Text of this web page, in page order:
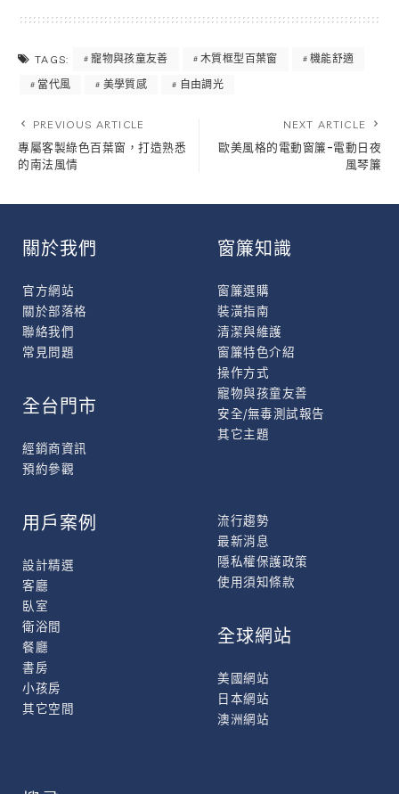
TAGS: 寵物與孩童友善 木質框型百葉窗
機能舒適
當代風
美學質感 自由調光
PREVIOUS ARTICLE
專屬客製綠色百葉窗，打造熟悉
的南法風情
NEXT ARTICLE
歐美風格的電動窗簾-電動日夜
風琴簾
關於我們
官方網站
關於部落格
聯絡我們
常見問題
窗簾知識
窗簾選購
裝潢指南
清潔與維護
窗簾特色介紹
操作方式
寵物與孩童友善
安全/無毒測試報告
其它主題
全台門市
經銷商資訊
預約參觀
用戶案例
設計精選
客廳
臥室
衛浴間
餐廳
書房
小孩房
其它空間
流行趨勢
最新消息
隱私權保護政策
使用須知條款
全球網站
美國網站
日本網站
澳洲網站